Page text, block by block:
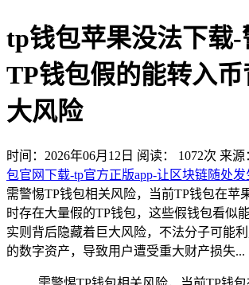
tp钱包苹果没法下载-
TP钱包假的能转入
大风险
时间：2026年06月12日 阅读： 1072次 来源
包官网下载-tp官方正版app-让区块链随处发
需警惕TP钱包相关风险，当前TP钱包在苹
时存在大量假的TP钱包，这些假钱包看似
实则背后隐藏着巨大风险，不法分子可能
的数字资产，导致用户遭受重大财产损失...